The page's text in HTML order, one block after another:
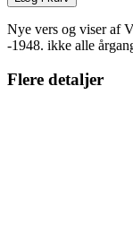
Nye vers og viser af
-1948. ikke alle
Flere detaljer